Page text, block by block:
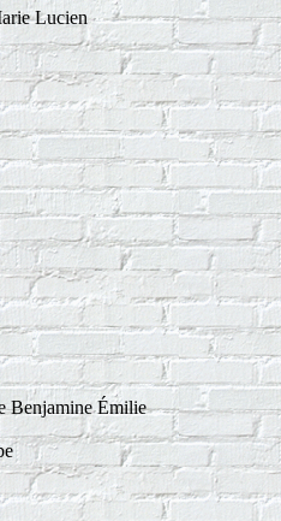
Lucien
Émilie